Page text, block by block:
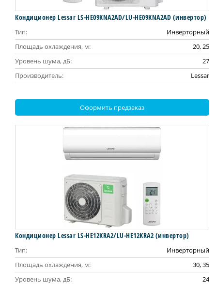
Кондиционер Lessar LS-HE09KNA2AD/LU-HE09KNA2AD (инвертор)
Тип:
Инверторный
Площадь охлаждения, м:
20, 25
Уровень шума, дБ:
27
Производитель:
Lessar
Оформить предзаказ
Кондиционер Lessar LS-HE12KRA2/LU-HE12KRA2 (инвертор)
Тип:
Инверторный
Площадь охлаждения, м:
30, 35
Уровень шума, дБ:
24